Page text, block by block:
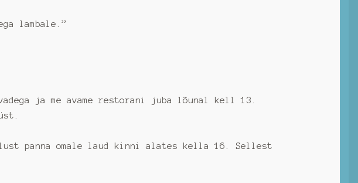
lambale.”
ja me avame restorani juba lõunal kell 13.
panna omale laud kinni alates kella 16. Sellest